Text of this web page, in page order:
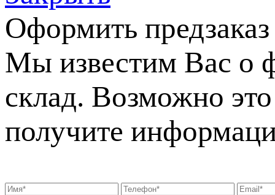
Оформить предзаказ
Мы известим Вас о
склад. Возможно
получите